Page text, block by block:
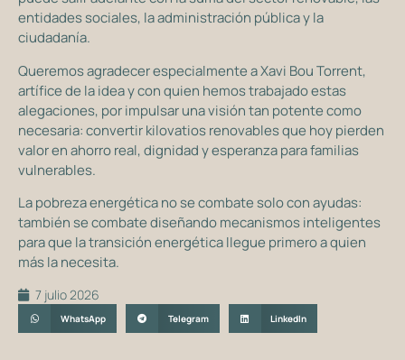
entidades sociales, la administración pública y la
ciudadanía.
Queremos agradecer especialmente a Xavi Bou Torrent,
artífice de la idea y con quien hemos trabajado estas
alegaciones, por impulsar una visión tan potente como
necesaria: convertir kilovatios renovables que hoy pierden
valor en ahorro real, dignidad y esperanza para familias
vulnerables.
La pobreza energética no se combate solo con ayudas:
también se combate diseñando mecanismos inteligentes
para que la transición energética llegue primero a quien
más la necesita.
7 julio 2026
WhatsApp Telegram LinkedIn